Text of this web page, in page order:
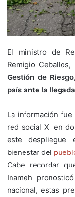
El ministro de
Remigio
Gestión de
país ante la
La información
red social X, en
este despliegue
bienestar del
Cabe recordar
Inameh
nacional, estas